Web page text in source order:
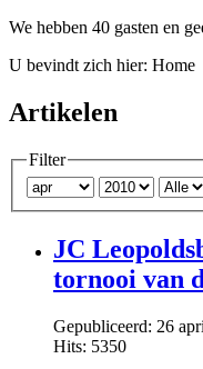
We hebben 40 gasten en
U bevindt zich hier: Home
Artikelen
Filter
JC
tornooi van
Gepubliceerd: 26
Hits: 5350